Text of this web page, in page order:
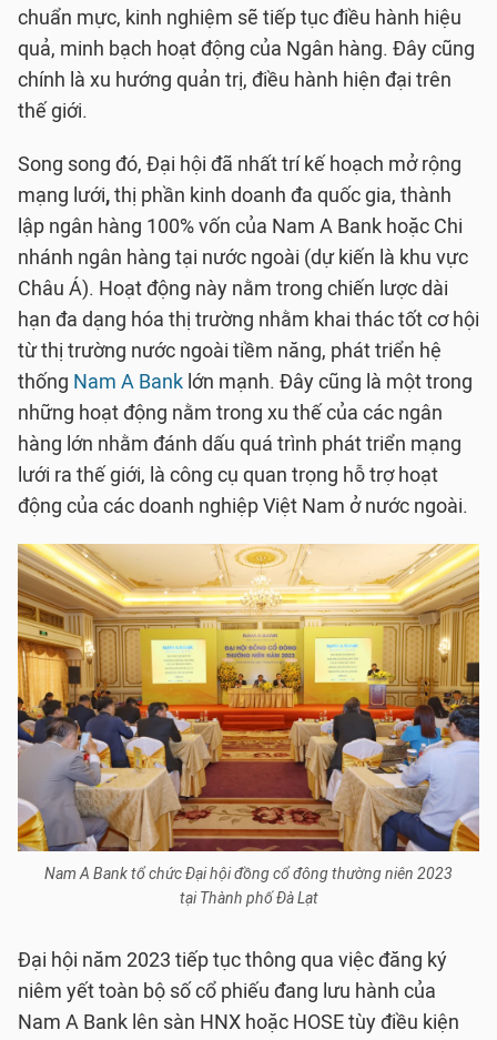
chuẩn mực, kinh nghiệm sẽ tiếp tục điều hành hiệu
quả, minh bạch hoạt động của Ngân hàng. Đây cũng
chính là xu hướng quản trị, điều hành hiện đại trên
thế giới.
Song song đó, Đại hội đã nhất trí kế hoạch mở rộng
mạng lưới,thị phần kinh doanh đa quốc gia, thành
lập ngân hàng 100% vốn của Nam A Bank hoặc Chi
nhánh ngân hàng tại nước ngoài (dự kiến là khu vực
Châu Á). Hoạt động này nằm trong chiến lược dài
hạn đa dạng hóa thị trường nhằm khai thác tốt cơ hội
từ thị trường nước ngoài tiềm năng, phát triển hệ
thống Nam A Bank lớn mạnh. Đây cũng là một trong
những hoạt động nằm trong xu thế của các ngân
hàng lớn nhằm đánh dấu quá trình phát triển mạng
lưới ra thế giới, là công cụ quan trọng hỗ trợ hoạt
động của các doanh nghiệp Việt Nam ở nước ngoài.
Nam A Bank tổ chức Đại hội đồng cổ đông thường niên 2023
tại Thành phố Đà Lạt
Đại hội năm 2023 tiếp tục thông qua việc đăng ký
niêm yết toàn bộ số cổ phiếu đang lưu hành của
Nam A Bank lên sàn HNX hoặc HOSE tùy điều kiện